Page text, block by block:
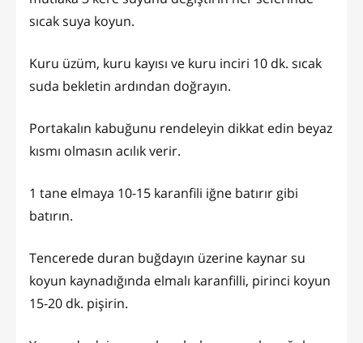
sıcak suya koyun.
Kuru üzüm, kuru kayısı ve kuru inciri 10 dk. sıcak
suda bekletin ardından doğrayın.
Portakalın kabuğunu rendeleyin dikkat edin beyaz
kısmı olmasın acılık verir.
1 tane elmaya 10-15 karanfili iğne batırır gibi
batırın.
Tencerede duran buğdayın üzerine kaynar su
koyun kaynadığında elmalı karanfilli, pirinci koyun
15-20 dk. pişirin.